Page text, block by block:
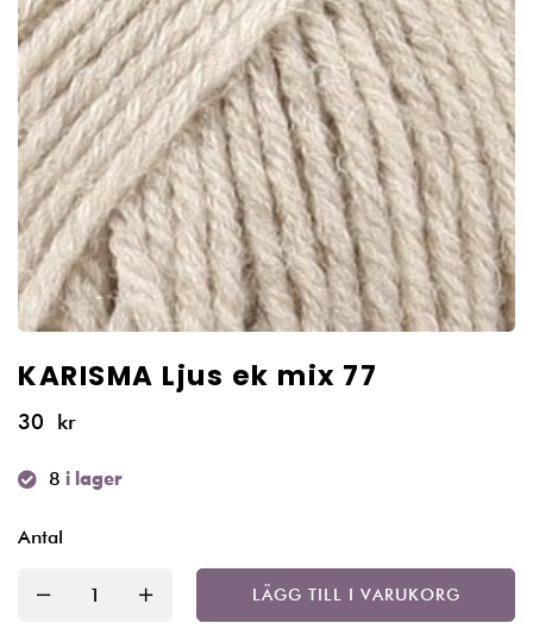
KARISMA Ljus ek mix 77
30 kr
8 i lager
Antal
LÄGG TILL I VARUKORG